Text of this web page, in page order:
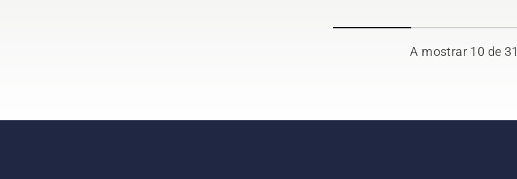
A mostrar 10 de 31